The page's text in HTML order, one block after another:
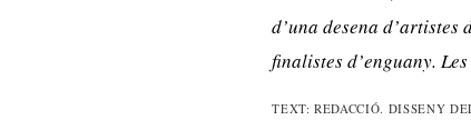
d’una desena
finalistes d’enguany.
TEXT: REDACCIÓ. DISSENY